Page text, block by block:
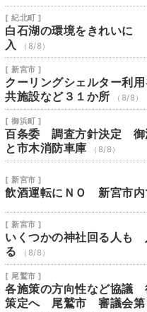
[ 紀北町 ]
白石湖の環境をきれいに
入
（8/8）
[ 新宮市 ]
クーリングシェルター
共施設など３１か所
（8/8）
[ 御浜町 ]
百条委 調査方針決定 御
と市木消防車庫
（8/8）
[ 新宮市 ]
飲酒運転にＮＯ 新宮市内
[ 新宮市 ]
いくつかの神社回る人も
る
（8/8）
[ 尾鷲市 ]
各施策の方向性など協議
策定へ 尾鷲市 審議会第